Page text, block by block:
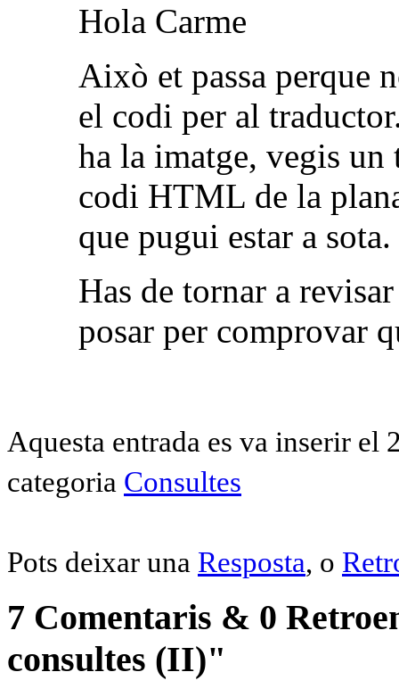
Hola Carme
Això et passa perque
el codi per al
ha la imatge, vegis
codi HTML de la
que pugui estar a sota.
Has de tornar a
posar per comprovar
Aquesta entrada es va inserir el
categoria Consultes
Pots deixar una Resposta, o
7 Comentaris & 0
consultes (II)"